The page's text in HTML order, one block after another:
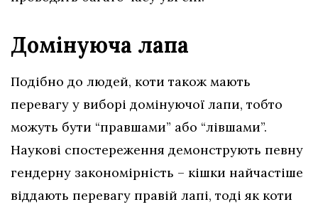
Домінуюча лапа
Подібно до людей, коти також мають
перевагу у виборі домінуючої лапи, тобто
можуть бути “правшами” або “лівшами”.
Наукові спостереження демонструють певну
гендерну закономірність – кішки найчастіше
віддають перевагу правій лапі, тоді як коти